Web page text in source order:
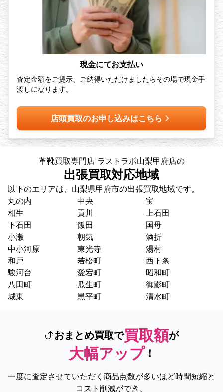
現金にてお支払い
査定金額をご提示、ご納得いただけましたらその場で現金手
渡しになります。
店頭買取のお申し込みはこちら
革靴買取専門店 ラストラボ山梨甲府店の
出張買取対応地域
以下のエリアは、山梨県甲府市の出張買取地域です。
丸の内
中央
宝
相生
貢川
上石田
下石田
飯田
国母
小瀬
朝気
酒折
中小河原
東光寺
湯村
和戸
若松町
西下条
駿河台
愛宕町
昭和町
八田町
瓜生町
御影町
城東
黒平町 清水町
おまとめ買取で買取額が
大幅アップ！
一度に査定させていただく商品点数が多いほど時間短縮と
コスト削減ができ、